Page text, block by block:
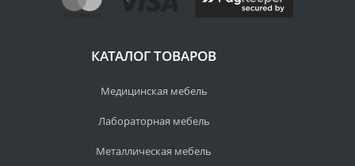
КАТАЛОГ ТОВАРОВ
Медицинская мебель
Лабораторная мебель
Металлическая мебель